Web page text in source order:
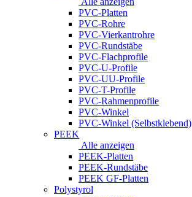
PVC-Platten
PVC-Rohre
PVC-Vierkantrohre
PVC-Rundstäbe
PVC-Flachprofile
PVC-U-Profile
PVC-UU-Profile
PVC-T-Profile
PVC-Rahmenprofile
PVC-Winkel
PVC-Winkel (Selbstklebend)
PEEK
Alle anzeigen
PEEK-Platten
PEEK-Rundstäbe
PEEK GF-Platten
Polystyrol